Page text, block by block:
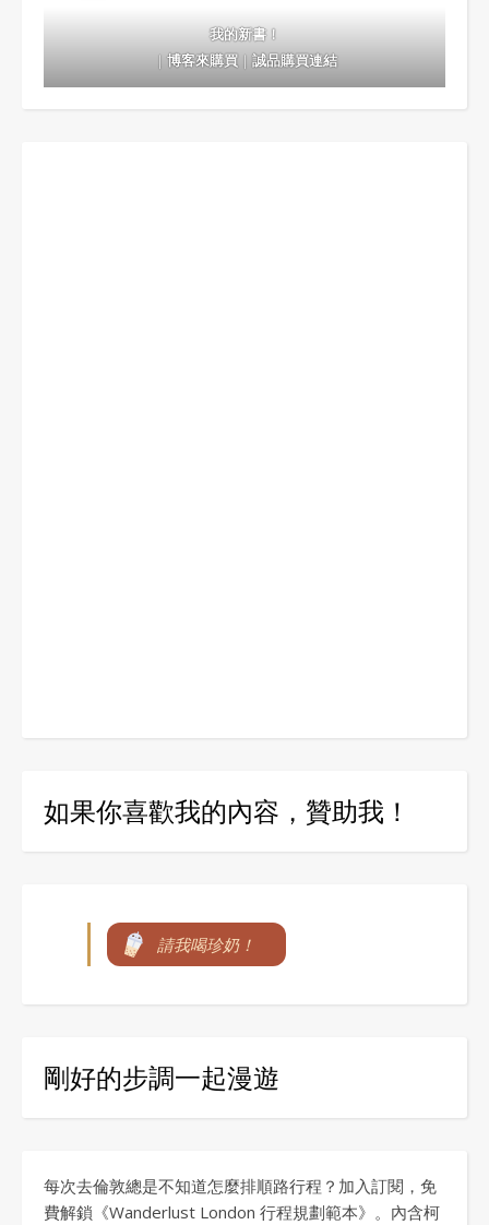
我的新書！
｜博客來購買｜誠品購買連結
如果你喜歡我的內容，贊助我！
請我喝珍奶！
剛好的步調一起漫遊
每次去倫敦總是不知道怎麼排順路行程？加入訂閱，免
費解鎖《Wanderlust London 行程規劃範本》。內含柯